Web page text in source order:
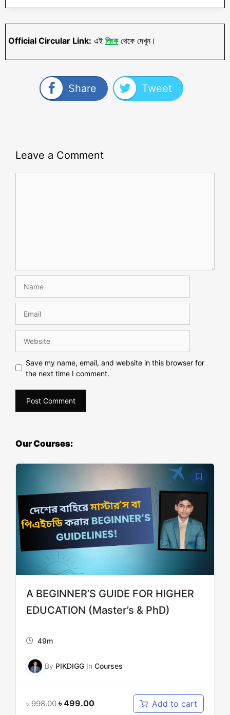
Official Circular Link: এই লিংকথেকে দেখুন।
Share Tweet
Leave a Comment
Save my name, email, and website in this browser for
the next time I comment.
Our Courses:
A BEGINNER’S GUIDE FOR HIGHER
EDUCATION (Master’s & PhD)
49m
By PIKDIGG In Courses
৳998.00 ৳499.00 Add to cart